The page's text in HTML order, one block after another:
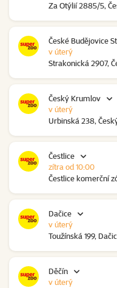
Za Otýlií 2885/5,
České Budějovice
Strakonická 2907,
v úterý
Český Krumlov
Urbinská 238,
v úterý
Čestlice
Čestlice komerční
zítra od 10:00
Dačice
Toužínská 199,
v úterý
Děčín
v úterý